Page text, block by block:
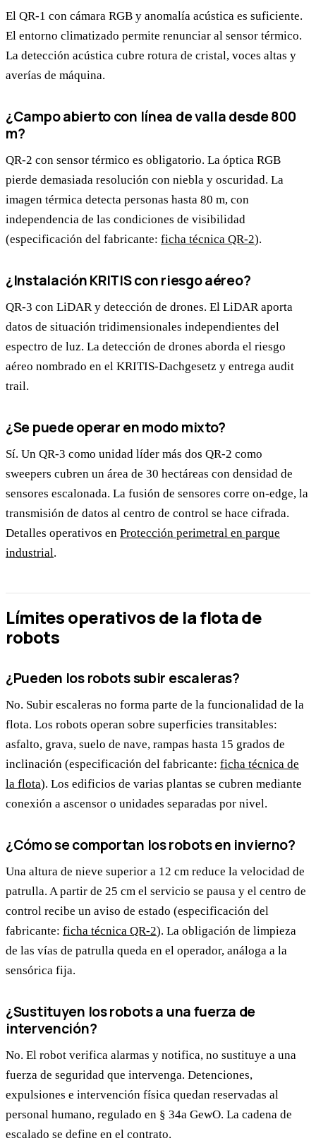
El QR-1 con cámara RGB y anomalía acústica es suficiente.
El entorno climatizado permite renunciar al sensor térmico.
La detección acústica cubre rotura de cristal, voces altas y
averías de máquina.
¿Campo abierto con línea de valla desde 800
m?
QR-2 con sensor térmico es obligatorio. La óptica RGB
pierde demasiada resolución con niebla y oscuridad. La
imagen térmica detecta personas hasta 80 m, con
independencia de las condiciones de visibilidad
(especificación del fabricante: ficha técnica QR-2).
¿Instalación KRITIS con riesgo aéreo?
QR-3 con LiDAR y detección de drones. El LiDAR aporta
datos de situación tridimensionales independientes del
espectro de luz. La detección de drones aborda el riesgo
aéreo nombrado en el KRITIS-Dachgesetz y entrega audit
trail.
¿Se puede operar en modo mixto?
Sí. Un QR-3 como unidad líder más dos QR-2 como
sweepers cubren un área de 30 hectáreas con densidad de
sensores escalonada. La fusión de sensores corre on-edge, la
transmisión de datos al centro de control se hace cifrada.
Detalles operativos en Protección perimetral en parque
industrial.
Límites operativos de la flota de
robots
¿Pueden los robots subir escaleras?
No. Subir escaleras no forma parte de la funcionalidad de la
flota. Los robots operan sobre superficies transitables:
asfalto, grava, suelo de nave, rampas hasta 15 grados de
inclinación (especificación del fabricante: ficha técnica de
la flota). Los edificios de varias plantas se cubren mediante
conexión a ascensor o unidades separadas por nivel.
¿Cómo se comportan los robots en invierno?
Una altura de nieve superior a 12 cm reduce la velocidad de
patrulla. A partir de 25 cm el servicio se pausa y el centro de
control recibe un aviso de estado (especificación del
fabricante: ficha técnica QR-2). La obligación de limpieza
de las vías de patrulla queda en el operador, análoga a la
sensórica fija.
¿Sustituyen los robots a una fuerza de
intervención?
No. El robot verifica alarmas y notifica, no sustituye a una
fuerza de seguridad que intervenga. Detenciones,
expulsiones e intervención física quedan reservadas al
personal humano, regulado en § 34a GewO. La cadena de
escalado se define en el contrato.